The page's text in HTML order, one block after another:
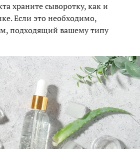
храните сыворотку, как и
Если это необходимо,
подходящий вашему типу